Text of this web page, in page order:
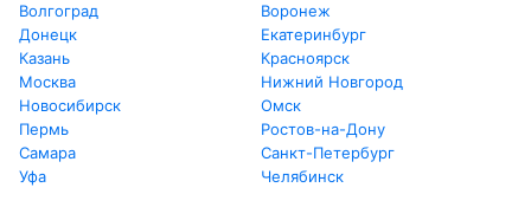
Волгоград
Воронеж
Донецк
Екатеринбург
Казань
Красноярск
Москва
Нижний Новгород
Новосибирск
Омск
Пермь
Ростов-на-Дону
Самара
Санкт-Петербург
Уфа
Челябинск